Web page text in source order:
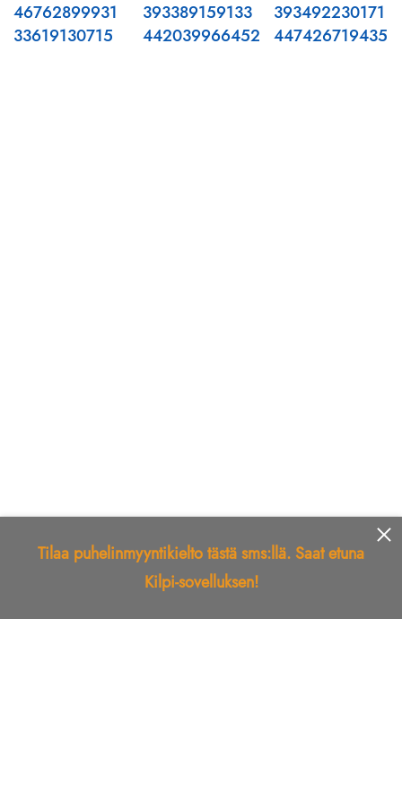
46762899931
33619130715
393389159133
442039966452
393492230171
447426719435
Tilaa puhelinmyyntikielto tästä sms:llä. Saat etuna
Kilpi-sovelluksen!